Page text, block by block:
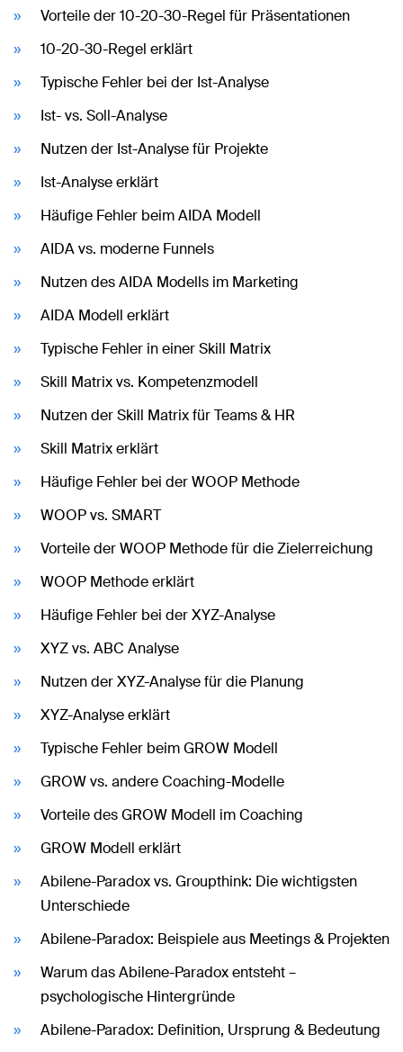
Vorteile der 10-20-30-Regel für Präsentationen
10-20-30-Regel erklärt
Typische Fehler bei der Ist-Analyse
Ist- vs. Soll-Analyse
Nutzen der Ist-Analyse für Projekte
Ist-Analyse erklärt
Häufige Fehler beim AIDA Modell
AIDA vs. moderne Funnels
Nutzen des AIDA Modells im Marketing
AIDA Modell erklärt
Typische Fehler in einer Skill Matrix
Skill Matrix vs. Kompetenzmodell
Nutzen der Skill Matrix für Teams & HR
Skill Matrix erklärt
Häufige Fehler bei der WOOP Methode
WOOP vs. SMART
Vorteile der WOOP Methode für die Zielerreichung
WOOP Methode erklärt
Häufige Fehler bei der XYZ-Analyse
XYZ vs. ABC Analyse
Nutzen der XYZ-Analyse für die Planung
XYZ-Analyse erklärt
Typische Fehler beim GROW Modell
GROW vs. andere Coaching-Modelle
Vorteile des GROW Modell im Coaching
GROW Modell erklärt
Abilene-Paradox vs. Groupthink: Die wichtigsten
Unterschiede
Abilene-Paradox: Beispiele aus Meetings & Projekten
Warum das Abilene-Paradox entsteht –
psychologische Hintergründe
Abilene-Paradox: Definition, Ursprung & Bedeutung